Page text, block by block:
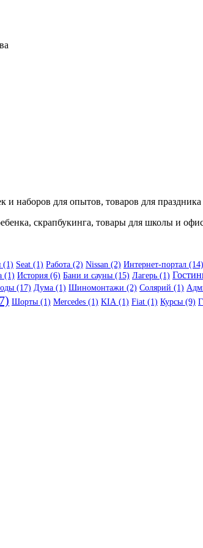
и наборов для опытов, товаров для
скрапбукинга, товары для школы и
(1) Seat (1) Работа (2) Nissan (2) Интернет-портал (14)
(1) История (6) Бани и сауны (15) Лагерь (1)
(17) Дума (1) Шиномонтажи (2) Солярий (1)
Шорты (1) Mercedes (1) KIA (1) Fiat (1) Курсы (9)